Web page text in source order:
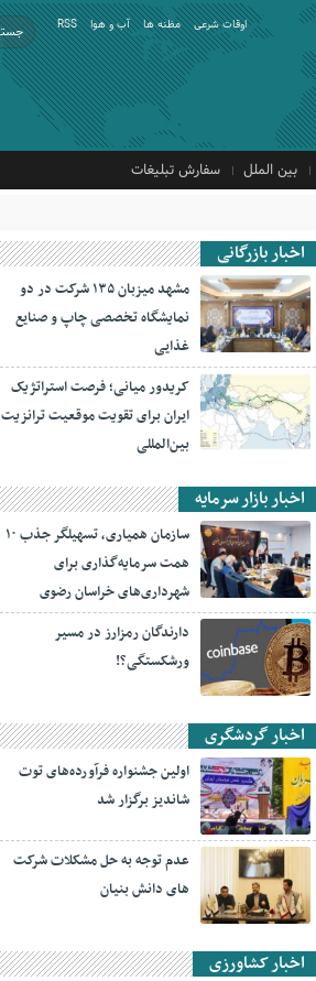
RSS آب و هوا مظنه ها اوقات شرعی
بین الملل سفارش تبلیغات
اخبار بازرگانی
مشهد میزبان ۱۳۵ شرکت در دو
نمایشگاه تخصصی چاپ و صنایع
غذایی
کریدور میانی؛ فرصت استراتژیک
ایران برای تقویت موقعیت ترانزیت
بین‌المللی
اخبار بازار سرمایه
سازمان همیاری، تسهیلگر جذب ۱۰
همت سرمایه‌گذاری برای
شهرداری‌های خراسان رضوی
دارندگان رمزارز در مسیر
ورشکستگی؟!
اخبار گردشگری
اولین جشنواره فرآورده‌های توت
شاندیز برگزار شد
عدم توجه به حل مشکلات شرکت
های دانش بنیان
اخبار کشاورزی